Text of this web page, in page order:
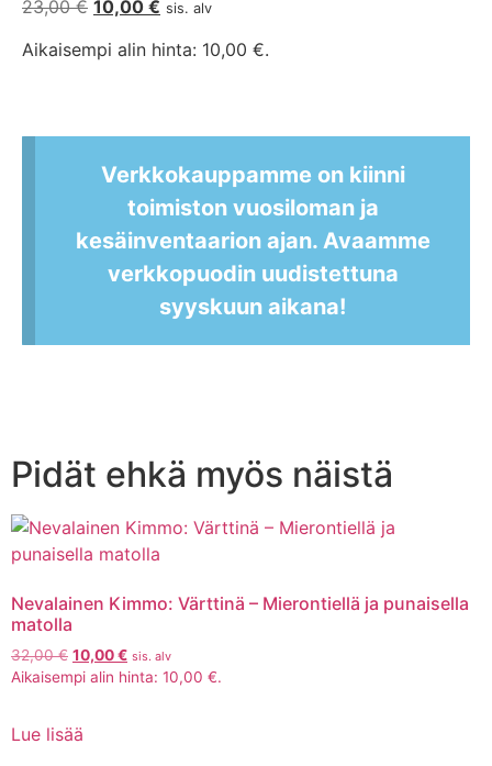
23,00€ 10,00 € sis. alv
Aikaisempi alin hinta: 10,00 €.
Verkkokauppamme on kiinni
toimiston vuosiloman ja
kesäinventaarion ajan. Avaamme
verkkopuodin uudistettuna
syyskuun aikana!
Pidät ehkä myös näistä
Nevalainen Kimmo: Värttinä – Mierontiellä ja punaisella
matolla
32,00€ 10,00€ sis. alv
Aikaisempi alin hinta: 10,00 €.
Lue lisää